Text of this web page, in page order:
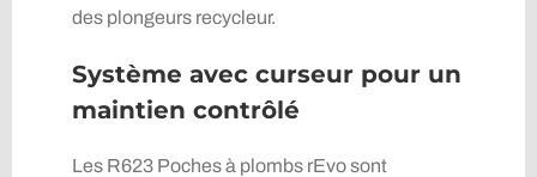
des plongeurs recycleur.
Système avec curseur pour un
maintien contrôlé
Les R623 Poches à plombs rEvo sont